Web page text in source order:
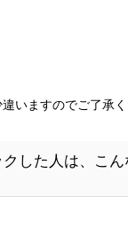
いますのでご了承く
した人は、こ